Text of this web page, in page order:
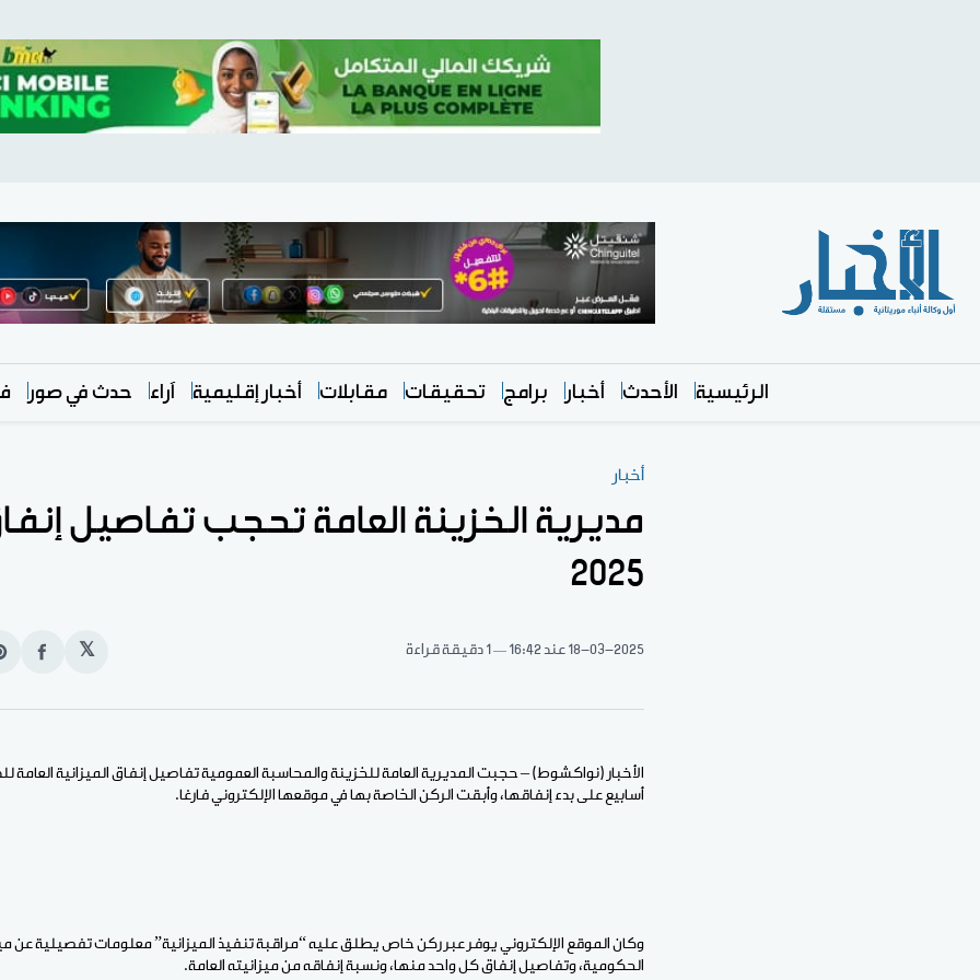
الرئيسية الأحدث أخبار برامج تحقيقات مقابلات أخبار إقليمية آراء حدث في صور
أخبار
مديرية الخزينة العامة تحجب تفاصيل
2025
18-03-2025 عند 16:42 1 دقيقة قراءة 𝕏
انشر
أسابيع على بدء إنفاقها، وأبقت الركن الخاصة بها في موقعها الإلكتروني فارغا.
وكان الموقع الإلكتروني يوفر عبر ركن خاص يطلق عليه “مراقبة تنفيذ الميزانية” معلومات تفصيلية عن
الحكومية، وتفاصيل إنفاق كل واحد منها، ونسبة إنفاقه من ميزانيته العامة.